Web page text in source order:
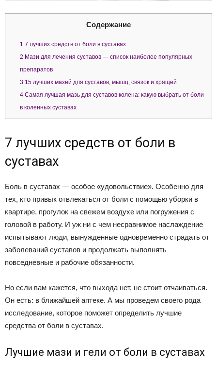
Содержание
1 7 лучших средств от боли в суставах
2 Мази для лечения суставов — список наиболее популярных
препаратов
3 15 лучших мазей для суставов, мышц, связок и хрящей
4 Самая лучшая мазь для суставов колена: какую выбрать от боли
в коленных суставах
7 лучших средств от боли в
суставах
Боль в суставах — особое «удовольствие». Особенно для
тех, кто привык отвлекаться от боли с помощью уборки в
квартире, прогулок на свежем воздухе или погружения с
головой в работу. И уж ни с чем несравнимое наслаждение
испытывают люди, вынужденные одновременно страдать от
заболеваний суставов и продолжать выполнять
повседневные и рабочие обязанности.
Но если вам кажется, что выхода нет, не стоит отчаиваться.
Он есть: в ближайшей аптеке. А мы проведем своего рода
исследование, которое поможет определить лучшие
средства от боли в суставах.
Лучшие мази и гели от боли в суставах